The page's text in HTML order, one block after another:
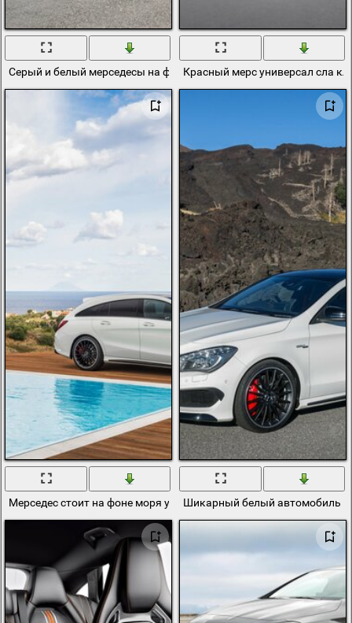
Серый и белый мерседесы на фоне горного пейзажа
Красный мерс универсал сла
Мерседес стоит на фоне моря у бассейнаШикарный белый автомобиль